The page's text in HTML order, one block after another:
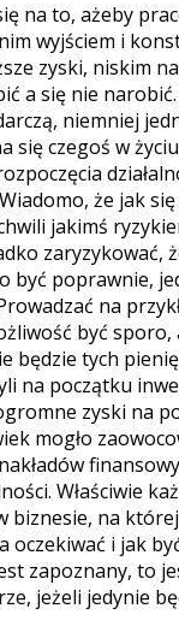
na to, ażeby
wyjściem i
zyski, niskim
a się nie
niemniej
czegoś w
że jak
jakimś
zaryzykować,
być poprawnie,
na
być
będzie tych
na początku
zyski na
mogło
Właściwie
biznesie, na
i jak
zapoznany, to
jeżeli jedynie